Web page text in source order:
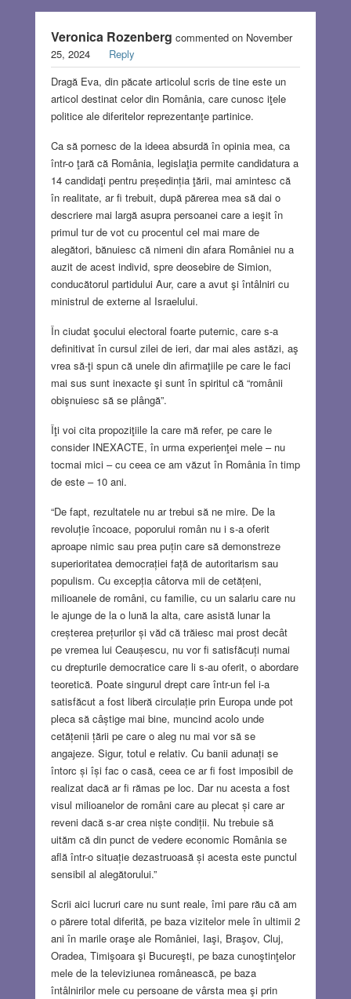
Veronica Rozenberg commented on November
25, 2024
Reply
Dragă Eva, din păcate articolul scris de tine este un
articol destinat celor din România, care cunosc iţele
politice ale diferitelor reprezentanţe partinice.
Ca să pornesc de la ideea absurdă în opinia mea, ca
într-o ţară că România, legislaţia permite candidatura a
14 candidaţi pentru președinția ţării, mai amintesc că
în realitate, ar fi trebuit, după părerea mea să dai o
descriere mai largă asupra persoanei care a ieşit în
primul tur de vot cu procentul cel mai mare de
alegători, bănuiesc că nimeni din afara României nu a
auzit de acest individ, spre deosebire de Simion,
conducătorul partidului Aur, care a avut şi întâlniri cu
ministrul de externe al Israelului.
În ciudat şocului electoral foarte puternic, care s-a
definitivat în cursul zilei de ieri, dar mai ales astăzi, aş
vrea să-ţi spun că unele din afirmaţiile pe care le faci
mai sus sunt inexacte şi sunt în spiritul că “românii
obişnuiesc să se plângă”.
Îţi voi cita propoziţiile la care mă refer, pe care le
consider INEXACTE, în urma experienţei mele – nu
tocmai mici – cu ceea ce am văzut în România în timp
de este – 10 ani.
“De fapt, rezultatele nu ar trebui să ne mire. De la
revoluție încoace, poporului român nu i s-a oferit
aproape nimic sau prea puțin care să demonstreze
superioritatea democrației față de autoritarism sau
populism. Cu excepția câtorva mii de cetățeni,
milioanele de români, cu familie, cu un salariu care nu
le ajunge de la o lună la alta, care asistă lunar la
creșterea prețurilor și văd că trăiesc mai prost decât
pe vremea lui Ceaușescu, nu vor fi satisfăcuți numai
cu drepturile democratice care li s-au oferit, o abordare
teoretică. Poate singurul drept care într-un fel i-a
satisfăcut a fost liberă circulație prin Europa unde pot
pleca să câștige mai bine, muncind acolo unde
cetățenii țării pe care o aleg nu mai vor să se
angajeze. Sigur, totul e relativ. Cu banii adunați se
întorc și își fac o casă, ceea ce ar fi fost imposibil de
realizat dacă ar fi rămas pe loc. Dar nu acesta a fost
visul milioanelor de români care au plecat și care ar
reveni dacă s-ar crea niște condiții. Nu trebuie să
uităm că din punct de vedere economic România se
află într-o situație dezastruoasă și acesta este punctul
sensibil al alegătorului.”
Scrii aici lucruri care nu sunt reale, îmi pare rău că am
o părere total diferită, pe baza vizitelor mele în ultimii 2
ani în marile oraşe ale României, Iaşi, Braşov, Cluj,
Oradea, Timişoara şi Bucureşti, pe baza cunoştinţelor
mele de la televiziunea românească, pe baza
întâlnirilor mele cu persoane de vârsta mea şi prin